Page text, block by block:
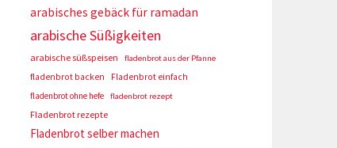
arabisches gebäck für ramadan
arabische Süßigkeiten
arabische süßspeisen fladenbrot aus der Pfanne
fladenbrot backen
Fladenbrot einfach
fladenbrot ohne hefe
fladenbrot rezept
Fladenbrot rezepte
Fladenbrot selber machen